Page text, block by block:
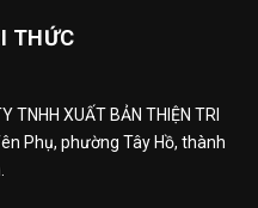
THỨC
TNHH XUẤT BẢN THIỆN TRI
Phụ, phường Tây Hồ, thành